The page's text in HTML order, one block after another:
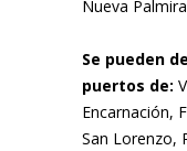
Nueva
Se pueden
puertos de:
Encarnación,
San Lorenzo,